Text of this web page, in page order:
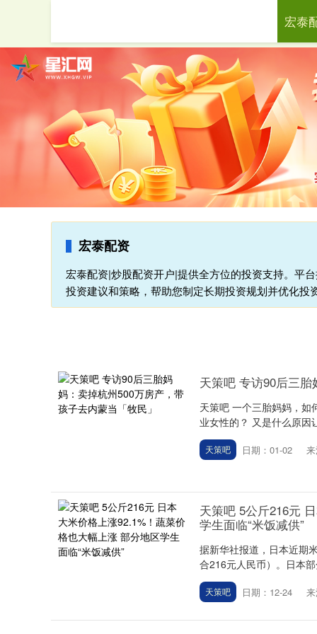
宏泰配资
宏泰配资|炒股配资开户|提供全方位的投资支持。平
投资建议和策略，帮助您制定长期投资规划并优化投
宏泰
天策吧 专访90后三
天策吧 一个三胎妈妈，如
业女性的？ 又是什么原因
天策吧 日期：01-02
天策吧 5公斤216元
学生面临“米饭减供”
据新华社报道，日本近期
合216元人民币）。日本
天策吧 日期：12-24